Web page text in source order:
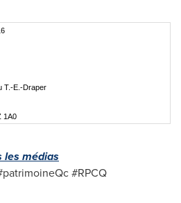
T.-E.-Draper
1A0
les médias
#RPCQ